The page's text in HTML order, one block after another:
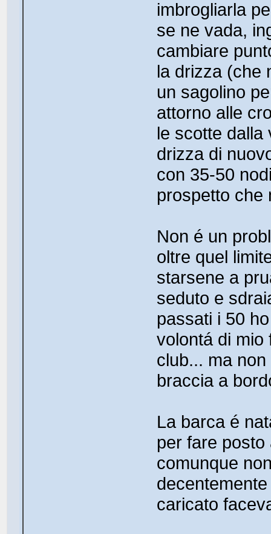
imbrogliarla
se ne vada,
cambiare
la drizza (che
un sagolino
attorno alle
le scotte dalla
drizza di
con 35-50
prospetto che
Non é un
oltre quel
starsene a
seduto e
passati i 50
volontá di mio
club... ma
braccia a
La barca é
per fare
comunque
caricato